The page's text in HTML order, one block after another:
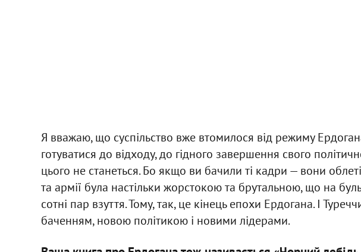
Я вважаю, що суспільство вже втомилося від режиму
готуватися до відходу, до гідного завершення свого
цього не станеться. Бо якщо ви бачили ті кадри — вони
та армії була настільки жорстокою та брутальною, що на
сотні пар взуття. Тому, так, це кінець епохи Ердогана. І
баченням, новою політикою і новими лідерами.